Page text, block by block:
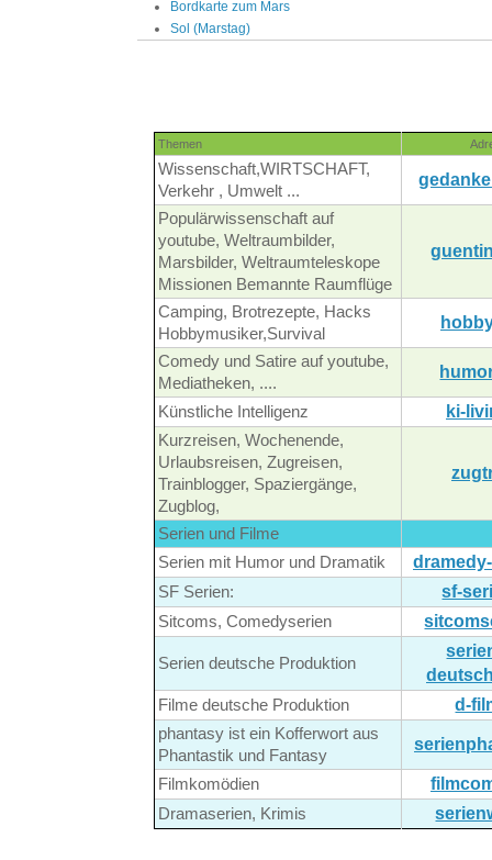
Bordkarte zum Mars
Sol (Marstag)
Themen
Wissenschaft,WIRTSCHAFT,
Verkehr , Umwelt ...
Populärwissenschaft auf
youtube, Weltraumbilder,
Marsbilder, Weltraumteleskope
Missionen Bemannte Raumflüge
Camping, Brotrezepte, Hacks
Hobbymusiker,Survival
Comedy und Satire auf youtube,
Mediatheken, ....
Künstliche Intelligenz ki-
Kurzreisen, Wochenende,
Urlaubsreisen, Zugreisen,
Trainblogger, Spaziergänge,
Zugblog,
Serien und Filme
Serien mit Humor und Dramatik
SF Serien: sf-
Sitcoms, Comedyserien
Serien deutsche Produktion
Filme deutsche Produktion d-
phantasy ist ein Kofferwort aus
Phantastik und Fantasy
Filmkomödien
Dramaserien, Krimis